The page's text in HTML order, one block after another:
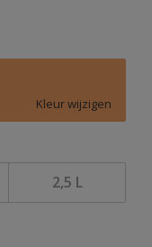
Kleur wijzigen
2,5 L